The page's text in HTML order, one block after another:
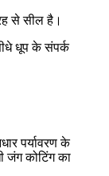
से सील है।
धूप के संपर्क